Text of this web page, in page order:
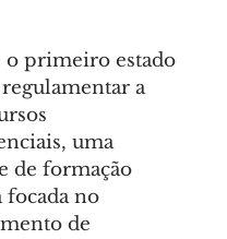
o primeiro estado
a
uma
de formação
focada no
de